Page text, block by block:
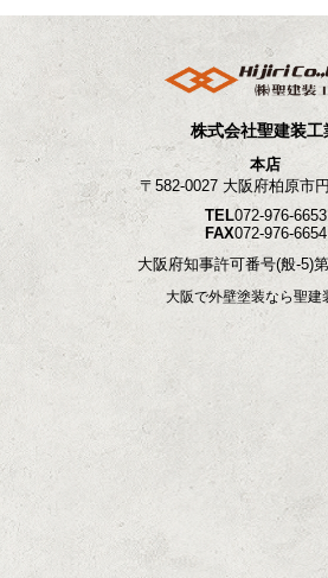
株式会社聖建装工
本店
〒582-0027 大阪府柏原市
TEL072-976-6653
FAX072-976-6654
大阪府知事許可番号(般-5)
大阪で外壁塗装なら聖建